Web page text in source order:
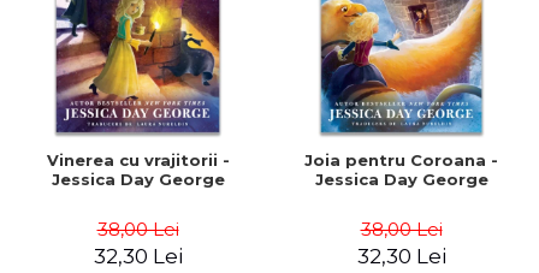
Vinerea cu vrajitorii -
Jessica Day George
38,00 Lei
32,30 Lei
Joia pentru Coroana -
Jessica Day George
38,00 Lei
32,30 Lei